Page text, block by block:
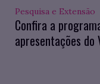
Pesquisa e Extensão
Confira a
apresentações do